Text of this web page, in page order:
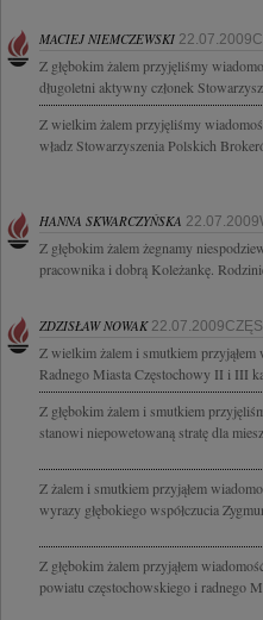
MACIEJ NIEMCZEWSKI
Z głębokim żalem przyjęliśmy
długoletni aktywny członek
Z wielkim żalem przyjęliśmy
władz Stowarzyszenia Polskich
HANNA SKWARCZYŃSKA
Z głębokim żalem żegnamy
pracownika i dobrą Koleżankę.
ZDZISŁAW NOWAK
Z wielkim żalem i smutkiem
Radnego Miasta Częstochowy II i III
Z głębokim żalem i smutkiem
stanowi niepowetowaną stratę dla
Z żalem i smutkiem przyjąłem
wyrazy głębokiego współczucia
Z głębokim żalem przyjąłem
powiatu częstochowskiego i radnego